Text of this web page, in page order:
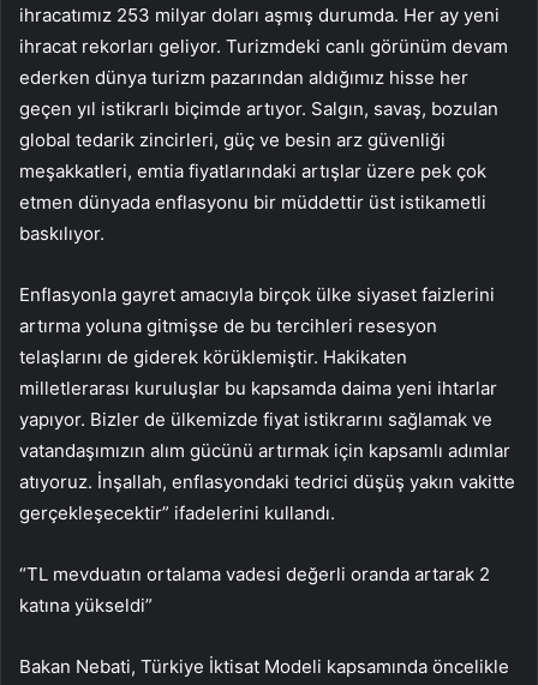
ihracatımız 253 milyar doları aşmış durumda. Her ay yeni
ihracat rekorları geliyor. Turizmdeki canlı görünüm devam
ederken dünya turizm pazarından aldığımız hisse her
geçen yıl istikrarlı biçimde artıyor. Salgın, savaş, bozulan
global tedarik zincirleri, güç ve besin arz güvenliği
meşakkatleri, emtia fiyatlarındaki artışlar üzere pek çok
etmen dünyada enflasyonu bir müddettir üst istikametli
baskılıyor.
Enflasyonla gayret amacıyla birçok ülke siyaset faizlerini
artırma yoluna gitmişse de bu tercihleri resesyon
telaşlarını de giderek körüklemiştir. Hakikaten
milletlerarası kuruluşlar bu kapsamda daima yeni ihtarlar
yapıyor. Bizler de ülkemizde fiyat istikrarını sağlamak ve
vatandaşımızın alım gücünü artırmak için kapsamlı adımlar
atıyoruz. İnşallah, enflasyondaki tedrici düşüş yakın vakitte
gerçekleşecektir” ifadelerini kullandı.
“TL mevduatın ortalama vadesi değerli oranda artarak 2
katına yükseldi”
Bakan Nebati, Türkiye İktisat Modeli kapsamında öncelikle